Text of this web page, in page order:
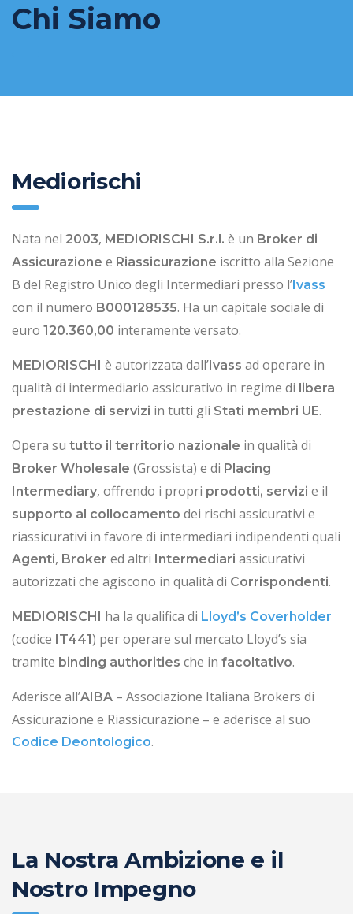
Chi Siamo
Mediorischi
Nata nel 2003, MEDIORISCHI S.r.l. è un Broker di
Assicurazione e Riassicurazione iscritto alla Sezione
B del Registro Unico degli Intermediari presso l’Ivass
con il numero B000128535. Ha un capitale sociale di
euro 120.360,00 interamente versato.
MEDIORISCHI è autorizzata dall’Ivass ad operare in
qualità di intermediario assicurativo in regime di libera
prestazione di servizi in tutti gli Stati membri UE.
Opera su tutto il territorio nazionale in qualità di
Broker Wholesale (Grossista) e di Placing
Intermediary, offrendo i propri prodotti, servizi e il
supporto al collocamento dei rischi assicurativi e
riassicurativi in favore di intermediari indipendenti quali
Agenti, Broker ed altri Intermediari assicurativi
autorizzati che agiscono in qualità di Corrispondenti.
MEDIORISCHI ha la qualifica di Lloyd’s Coverholder
(codice IT441) per operare sul mercato Lloyd’s sia
tramite binding authorities che in facoltativo.
Aderisce all’AIBA – Associazione Italiana Brokers di
Assicurazione e Riassicurazione – e aderisce al suo
Codice Deontologico.
La Nostra Ambizione e il
Nostro Impegno